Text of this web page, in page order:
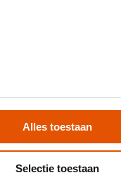
Alles toestaan
Selectie toestaan